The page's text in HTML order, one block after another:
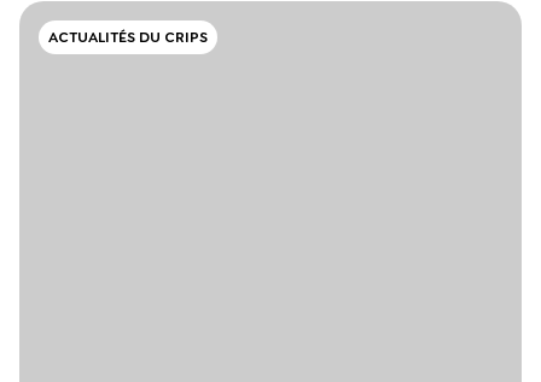
ACTUALITÉS DU CRIPS